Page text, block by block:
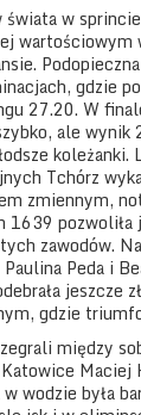
w
wartościowym
gdzie
27.20. W
ale
Tchórz
zmiennym,
1639
zawodów.
Peda i
jeszcze
gdzie
między
Maciej
wodzie była